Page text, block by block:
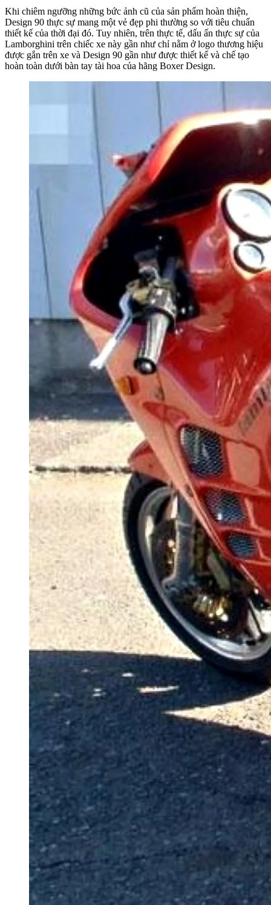
Khi chiêm ngưỡng những bức ảnh cũ của sản phẩm hoàn thiện,
Design 90 thực sự mang một vẻ đẹp phi thường so với tiêu chuẩn
thiết kế của thời đại đó. Tuy nhiên, trên thực tế, dấu ấn thực sự của
Lamborghini trên chiếc xe này gần như chỉ nằm ở logo thương hiệu
được gắn trên xe và Design 90 gần như được thiết kế và chế tạo
hoàn toàn dưới bàn tay tài hoa của hãng Boxer Design.